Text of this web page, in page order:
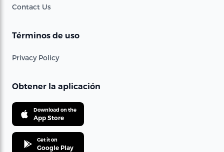
Contact Us
Términos de uso
Privacy Policy
Obtener la aplicación
Download on the
App Store
Get it on
Google Play